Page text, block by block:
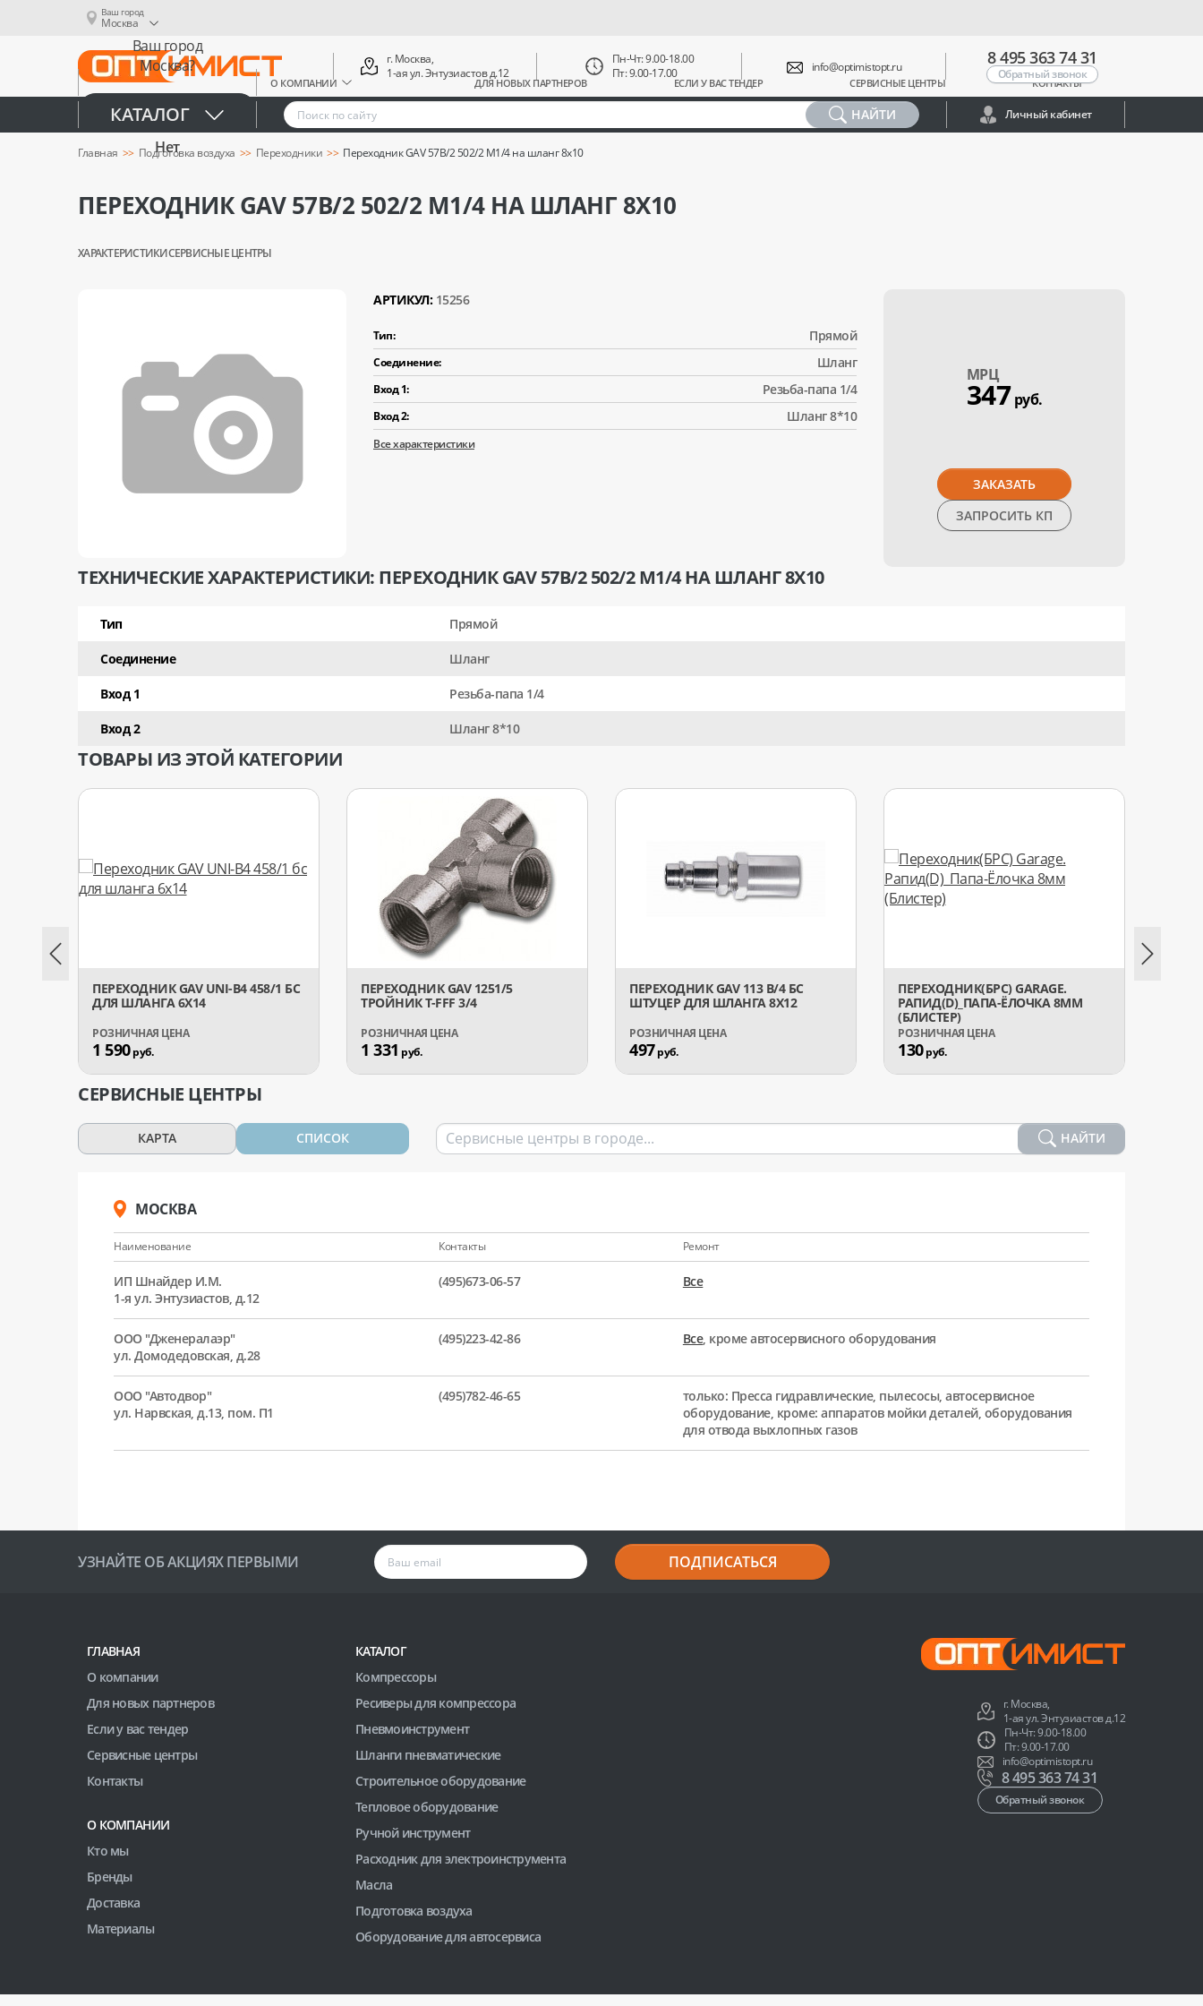
Ваш город
Москва
Ваш город
Москва?
Да
Нет
О КОМПАНИИ ДЛЯ НОВЫХ ПАРТНЕРОВ ЕСЛИ У ВАС ТЕНДЕР СЕРВИСНЫЕ ЦЕНТРЫ КОНТАКТЫ
г. Москва,
1-ая ул. Энтузиастов д.12
Пн-Чт: 9.00-18.00
Пт: 9.00-17.00
info@optimistopt.ru 8 495 363 74 31
Обратный звонок
КАТАЛОГ НАЙТИ Личный кабинет
Главная Подготовка воздуха Переходники Переходник GAV 57В/2 502/2 М1/4 на шланг 8x10
ПЕРЕХОДНИК GAV 57В/2 502/2 М1/4 НА ШЛАНГ 8X10
ХАРАКТЕРИСТИКИСЕРВИСНЫЕ ЦЕНТРЫ
АРТИКУЛ: 15256
Тип: Прямой
Соединение: Шланг
Вход 1: Резьба-папа 1/4
Вход 2: Шланг 8*10
Все характеристики
МPЦ
347 руб.
ЗАКАЗАТЬ
ЗАПРОСИТЬ КП
ТЕХНИЧЕСКИЕ ХАРАКТЕРИСТИКИ: ПЕРЕХОДНИК GAV 57В/2 502/2 М1/4 НА ШЛАНГ 8X10
Тип Прямой
Соединение Шланг
Вход 1 Резьба-папа 1/4
Вход 2 Шланг 8*10
ТОВАРЫ ИЗ ЭТОЙ КАТЕГОРИИ
ПЕРЕХОДНИК GAV UNI-B4 458/1 БС
ДЛЯ ШЛАНГА 6X14
1 590руб.
ПЕРЕХОДНИК GAV 1251/5
ТРОЙНИК T-FFF 3/4
1 331 руб.
ПЕРЕХОДНИК GAV 113 B/4 БС
ШТУЦЕР ДЛЯ ШЛАНГА 8X12
497руб.
ПЕРЕХОДНИК(БРС) GARAGE.
РАПИД(D)_ПАПА-ЁЛОЧКА 8ММ
(БЛИСТЕР)
130руб.
СЕРВИСНЫЕ ЦЕНТРЫ
КАРТА СПИСОК НАЙТИ
МОСКВА
Наименование Контакты Ремонт
ИП Шнайдер И.М.
1-я ул. Энтузиастов, д.12
(495)673-06-57 Все
ООО "Дженералаэр"
ул. Домодедовская, д.28
(495)223-42-86 Все, кроме автосервисного оборудования
ООО "Автодвор"
ул. Нарвская, д.13, пом. П1
(495)782-46-65
только: Пресса гидравлические, пылесосы, автосервисное
оборудование, кроме: аппаратов мойки деталей, оборудования
для отвода выхлопных газов
УЗНАЙТЕ ОБ АКЦИЯХ ПЕРВЫМИ ПОДПИСАТЬСЯ
ГЛАВНАЯ
О компании
Для новых партнеров
Если у вас тендер
Сервисные центры
Контакты
О КОМПАНИИ
Кто мы
Бренды
Доставка
Материалы
КАТАЛОГ
Компрессоры
Ресиверы для компрессора
Пневмоинструмент
Шланги пневматические
Строительное оборудование
Тепловое оборудование
Ручной инструмент
Расходник для электроинструмента
Масла
Подготовка воздуха
Оборудование для автосервиса
г. Москва,
1-ая ул. Энтузиастов д.12
Пн-Чт: 9.00-18.00
Пт: 9.00-17.00
info@optimistopt.ru
8 495 363 74 31
Обратный звонок